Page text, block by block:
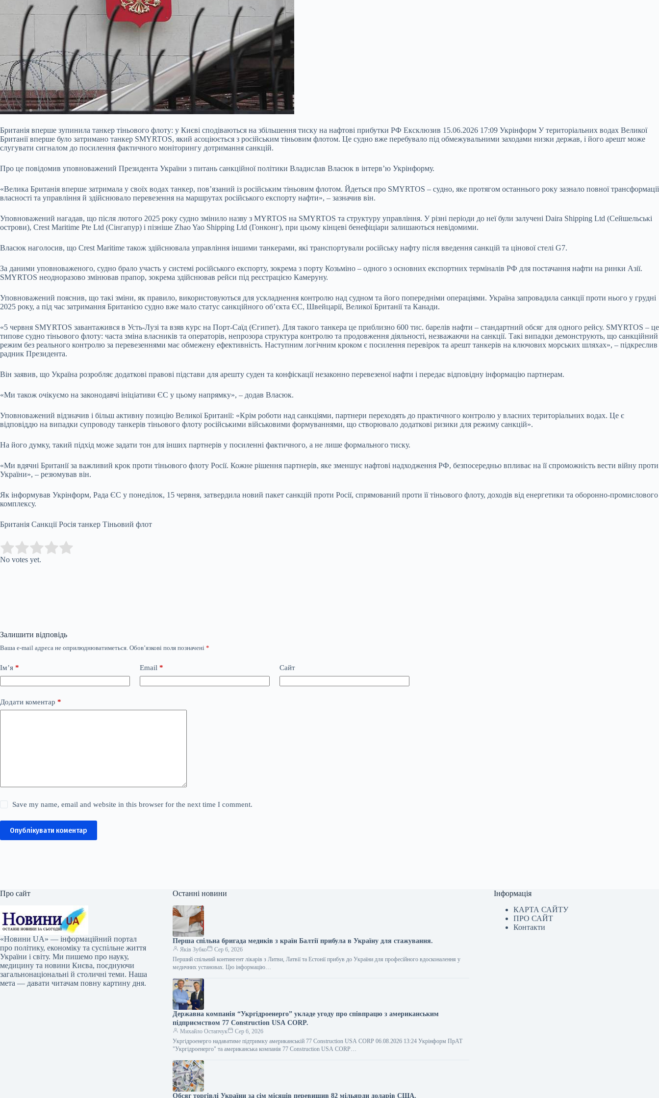
Британія вперше зупинила танкер тіньового флоту: у Києві сподіваються на збільшення тиску на нафтові прибутки РФ Ексклюзив 15.06.2026 17:09 Укрінформ У територіальних водах Великої
Британії вперше було затримано танкер SMYRTOS, який асоціюється з російським тіньовим флотом. Це судно вже перебувало під обмежувальними заходами низки держав, і його арешт може
слугувати сигналом до посилення фактичного моніторингу дотримання санкцій.
Про це повідомив уповноважений Президента України з питань санкційної політики Владислав Власюк в інтерв’ю Укрінформу.
«Велика Британія вперше затримала у своїх водах танкер, пов’язаний із російським тіньовим флотом. Йдеться про SMYRTOS – судно, яке протягом останнього року зазнало повної трансформації
власності та управління й здійснювало перевезення на маршрутах російського експорту нафти», – зазначив він.
Уповноважений нагадав, що після лютого 2025 року судно змінило назву з MYRTOS на SMYRTOS та структуру управління. У різні періоди до неї були залучені Daira Shipping Ltd (Сейшельські
острови), Crest Maritime Pte Ltd (Сінгапур) і пізніше Zhao Yao Shipping Ltd (Гонконг), при цьому кінцеві бенефіціари залишаються невідомими.
Власюк наголосив, що Crest Maritime також здійснювала управління іншими танкерами, які транспортували російську нафту після введення санкцій та цінової стелі G7.
За даними уповноваженого, судно брало участь у системі російського експорту, зокрема з порту Козьміно – одного з основних експортних терміналів РФ для постачання нафти на ринки Азії.
SMYRTOS неодноразово змінював прапор, зокрема здійснював рейси під реєстрацією Камеруну.
Уповноважений пояснив, що такі зміни, як правило, використовуються для ускладнення контролю над судном та його попередніми операціями. Україна запровадила санкції проти нього у грудні
2025 року, а під час затримання Британією судно вже мало статус санкційного об’єкта ЄС, Швейцарії, Великої Британії та Канади.
«5 червня SMYRTOS завантажився в Усть-Лузі та взяв курс на Порт-Саїд (Єгипет). Для такого танкера це приблизно 600 тис. барелів нафти – стандартний обсяг для одного рейсу. SMYRTOS – це
типове судно тіньового флоту: часта зміна власників та операторів, непрозора структура контролю та продовження діяльності, незважаючи на санкції. Такі випадки демонструють, що санкційний
режим без реального контролю за перевезеннями має обмежену ефективність. Наступним логічним кроком є посилення перевірок та арешт танкерів на ключових морських шляхах», – підкреслив
радник Президента.
Він заявив, що Україна розробляє додаткові правові підстави для арешту суден та конфіскації незаконно перевезеної нафти і передає відповідну інформацію партнерам.
«Ми також очікуємо на законодавчі ініціативи ЄС у цьому напрямку», – додав Власюк.
Уповноважений відзначив і більш активну позицію Великої Британії: «Крім роботи над санкціями, партнери переходять до практичного контролю у власних територіальних водах. Це є
відповіддю на випадки супроводу танкерів тіньового флоту російськими військовими формуваннями, що створювало додаткові ризики для режиму санкцій».
На його думку, такий підхід може задати тон для інших партнерів у посиленні фактичного, а не лише формального тиску.
«Ми вдячні Британії за важливий крок проти тіньового флоту Росії. Кожне рішення партнерів, яке зменшує нафтові надходження РФ, безпосередньо впливає на її спроможність вести війну проти
України», – резюмував він.
Як інформував Укрінформ, Рада ЄС у понеділок, 15 червня, затвердила новий пакет санкцій проти Росії, спрямований проти її тіньового флоту, доходів від енергетики та оборонно-промислового
комплексу.
Британія Санкції Росія танкер Тіньовий флот
Rate this item:
No votes yet.
Залишити відповідь
Ваша e-mail адреса не оприлюднюватиметься. Обов’язкові поля позначені *
Ім’я * Email * Сайт
Додати коментар *
Save my name, email and website in this browser for the next time I comment.
Опублікувати коментар
Про сайт
«Новини UA» — інформаційний портал
про політику, економіку та суспільне життя
України і світу. Ми пишемо про науку,
медицину та новини Києва, поєднуючи
загальнонаціональні й столичні теми. Наша
мета — давати читачам повну картину дня.
Останні новини
Перша спільна бригада медиків з країн Балтії прибула в Україну для стажування.
Яків Зубко
Сер 6, 2026
Перший спільний контингент лікарів з Литви, Латвії та Естонії прибув до України для професійного вдосконалення у
медичних установах. Цю інформацію…
Державна компанія “Укргідроенерго” укладе угоду про співпрацю з американським
підприємством 77 Construction USA CORP.
Михайло Остапчук
Сер 6, 2026
Укргідроенерго надаватиме підтримку американській 77 Construction USA CORP 06.08.2026 13:24 Укрінформ ПрАТ
"Укргідроенерго" та американська компанія 77 Construction USA CORP…
Обсяг торгівлі України за сім місяців перевищив 82 мільярди доларів США.
Інформація
КАРТА САЙТУ
ПРО САЙТ
Контакти